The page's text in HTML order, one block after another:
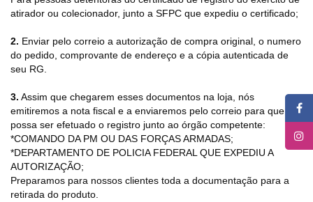
atirador ou colecionador, junto a SFPC que expediu o certificado;
2. Enviar pelo correio a autorização de compra original, o numero
do pedido, comprovante de endereço e a cópia autenticada de
seu RG.
3. Assim que chegarem esses documentos na loja, nós
emitiremos a nota fiscal e a enviaremos pelo correio para que
possa ser efetuado o registro junto ao órgão competente:
*COMANDO DA PM OU DAS FORÇAS ARMADAS;
*DEPARTAMENTO DE POLICIA FEDERAL QUE EXPEDIU A
AUTORIZAÇÃO;
Preparamos para nossos clientes toda a documentação para a
retirada do produto.